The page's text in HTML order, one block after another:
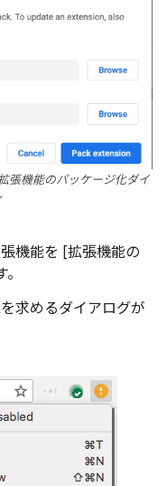
張機能のパッケージ化ダイ
機能を [拡張機能の
求めるダイアログが